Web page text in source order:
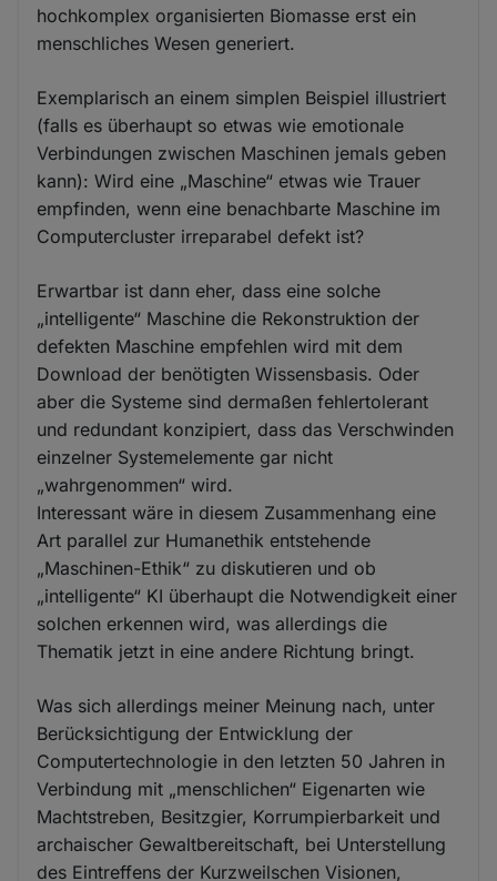
hochkomplex organisierten Biomasse erst ein
menschliches Wesen generiert.
Exemplarisch an einem simplen Beispiel illustriert
(falls es überhaupt so etwas wie emotionale
Verbindungen zwischen Maschinen jemals geben
kann): Wird eine „Maschine“ etwas wie Trauer
empfinden, wenn eine benachbarte Maschine im
Computercluster irreparabel defekt ist?
Erwartbar ist dann eher, dass eine solche
„intelligente“ Maschine die Rekonstruktion der
defekten Maschine empfehlen wird mit dem
Download der benötigten Wissensbasis. Oder
aber die Systeme sind dermaßen fehlertolerant
und redundant konzipiert, dass das Verschwinden
einzelner Systemelemente gar nicht
„wahrgenommen“ wird.
Interessant wäre in diesem Zusammenhang eine
Art parallel zur Humanethik entstehende
„Maschinen-Ethik“ zu diskutieren und ob
„intelligente“ KI überhaupt die Notwendigkeit einer
solchen erkennen wird, was allerdings die
Thematik jetzt in eine andere Richtung bringt.
Was sich allerdings meiner Meinung nach, unter
Berücksichtigung der Entwicklung der
Computertechnologie in den letzten 50 Jahren in
Verbindung mit „menschlichen“ Eigenarten wie
Machtstreben, Besitzgier, Korrumpierbarkeit und
archaischer Gewaltbereitschaft, bei Unterstellung
des Eintreffens der Kurzweilschen Visionen,